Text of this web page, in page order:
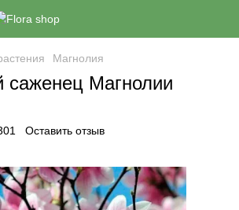
Магнолия
саженец Магнолии
Оставить отзыв